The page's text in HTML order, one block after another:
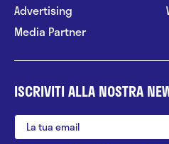
Advertising
Media Partner
ISCRIVITI ALLA NOSTRA